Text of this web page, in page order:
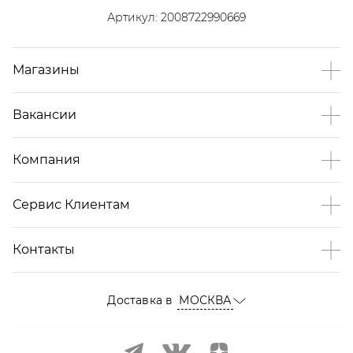
Артикул: 2008722990669
Магазины
Вакансии
Компания
Сервис Клиентам
Контакты
Доставка в МОСКВА